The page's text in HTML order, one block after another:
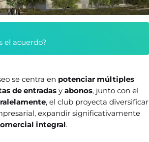
el acuerdo?
se centra en potenciar múltiples
de entradas yabonos, junto con el
, el club proyecta diversificar
expandir significativamente
integral.